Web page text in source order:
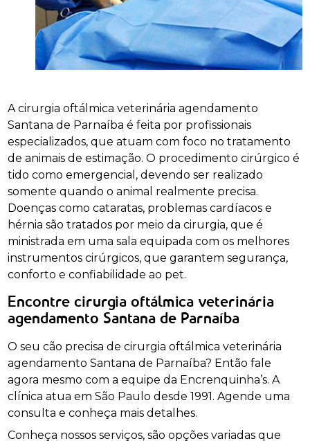
A cirurgia oftálmica veterinária agendamento
Santana de Parnaíba é feita por profissionais
especializados, que atuam com foco no tratamento
de animais de estimação. O procedimento cirúrgico é
tido como emergencial, devendo ser realizado
somente quando o animal realmente precisa.
Doenças como cataratas, problemas cardíacos e
hérnia são tratados por meio da cirurgia, que é
ministrada em uma sala equipada com os melhores
instrumentos cirúrgicos, que garantem segurança,
conforto e confiabilidade ao pet.
Encontre cirurgia oftálmica veterinária
agendamento Santana de Parnaíba
O seu cão precisa de cirurgia oftálmica veterinária
agendamento Santana de Parnaíba? Então fale
agora mesmo com a equipe da Encrenquinha’s. A
clínica atua em São Paulo desde 1991. Agende uma
consulta e conheça mais detalhes.
Conheça nossos serviços, são opções variadas que